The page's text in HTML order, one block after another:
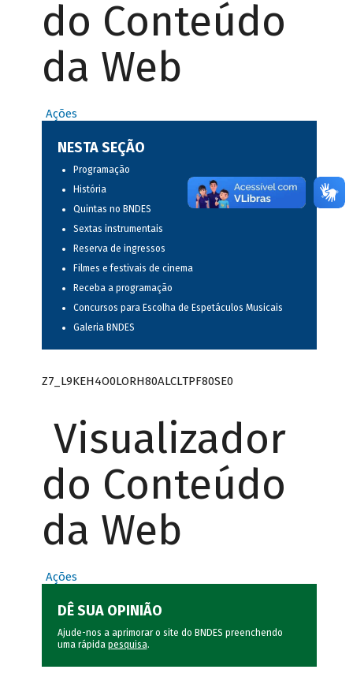
do Conteúdo
da Web
Ações
NESTA SEÇÃO
Programação
História
Quintas no BNDES
Sextas instrumentais
Reserva de ingressos
Filmes e festivais de cinema
Receba a programação
Concursos para Escolha de Espetáculos Musicais
Galeria BNDES
Z7_L9KEH4O0LORH80ALCLTPF80SE0
Visualizador
do Conteúdo
da Web
Ações
DÊ SUA OPINIÃO
Ajude-nos a aprimorar o site do BNDES preenchendo
uma rápida pesquisa.